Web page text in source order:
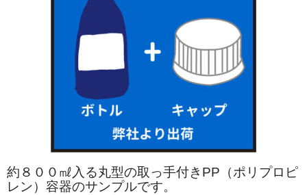
約８００㎖入る丸型の取っ手付きPP（ポリプロピ
レン）容器のサンプルです。